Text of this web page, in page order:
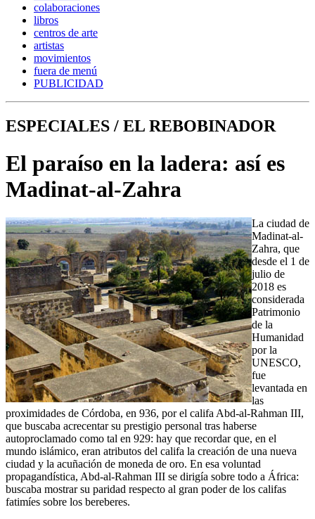
colaboraciones
libros
centros de arte
artistas
movimientos
fuera de menú
PUBLICIDAD
ESPECIALES / EL REBOBINADOR
El paraíso en la ladera: así es
Madinat-al-Zahra
La ciudad de
Madinat-al-
Zahra, que
desde el 1 de
julio de
2018 es
considerada
Patrimonio
de la
Humanidad
por la
UNESCO,
fue
levantada en
las
proximidades de Córdoba, en 936, por el califa Abd-al-Rahman III,
que buscaba acrecentar su prestigio personal tras haberse
autoproclamado como tal en 929: hay que recordar que, en el
mundo islámico, eran atributos del califa la creación de una nueva
ciudad y la acuñación de moneda de oro. En esa voluntad
propagandística, Abd-al-Rahman III se dirigía sobre todo a África:
buscaba mostrar su paridad respecto al gran poder de los califas
fatimíes sobre los bereberes.